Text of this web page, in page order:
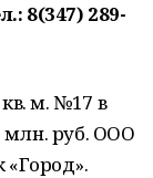
8(347) 289-
м. №17 в
млн. руб. ООО